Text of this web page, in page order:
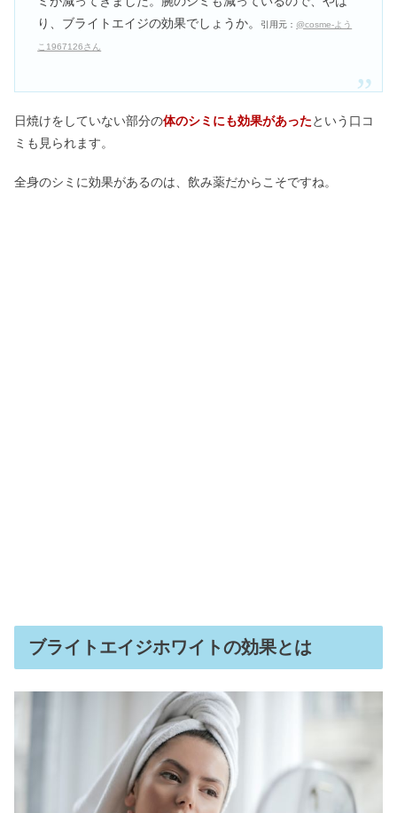
り、ブライトエイジの効果でしょうか。
引用元： @cosme-よう
こ1967126さん
日焼けをしていない部分の体のシミにも効果があったという口コ
ミも見られます。
全身のシミに効果があるのは、飲み薬だからこそですね。
ブライトエイジホワイトの効果とは